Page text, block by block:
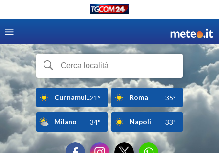
Cunnamul...21° Roma 35°
Milano 34° Napoli 33°